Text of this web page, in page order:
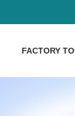
FACTORY